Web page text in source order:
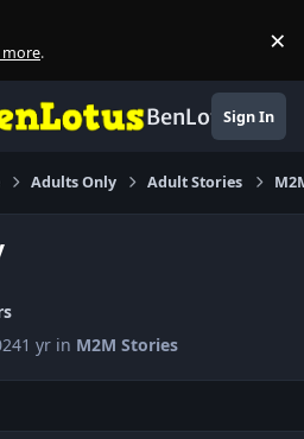
more. ×
BenLotusSign In
Adults Only Adult Stories
1 yr in M2M Stories